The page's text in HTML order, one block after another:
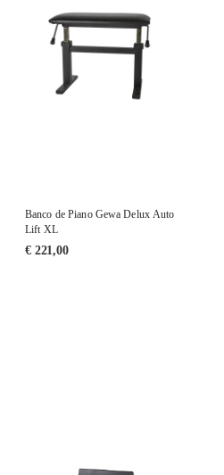
Banco de Piano Gewa Delux Auto
Lift XL
€221,00